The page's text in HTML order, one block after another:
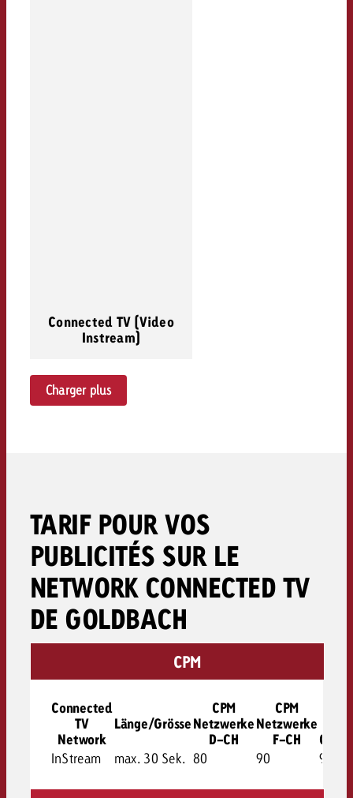
Connected TV (Video
Instream)
Charger plus
TARIF POUR VOS
PUBLICITÉS SUR LE
NETWORK CONNECTED TV
DE GOLDBACH
CPM
Connected
TV
Network
Länge/Grösse
CPM
Netzwerke
D-CH
CPM
Netzwerke
F-CH
InStream max. 30 Sek. 80 90 95